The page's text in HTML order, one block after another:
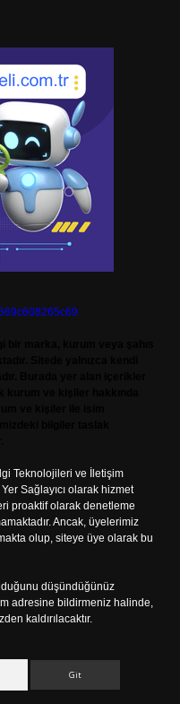
Teknolojileri ve İletişim
Sağlayıcı olarak hizmet
proaktif olarak denetleme
Ancak, üyelerimiz
olup, siteye üye olarak bu
düşündüğünüz
adresine bildirmeniz halinde,
kaldırılacaktır.